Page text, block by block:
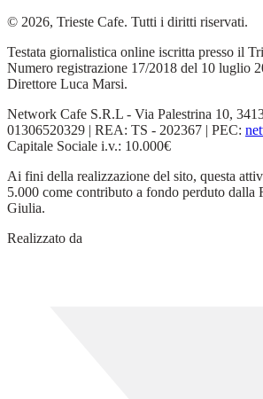
© 2026, Trieste Cafe. Tutti i diritti riservati.
Testata giornalistica online iscritta presso il
Numero registrazione 17/2018 del 10 luglio
Direttore Luca Marsi.
Network Cafe S.R.L - Via Palestrina 10,
01306520329 | REA: TS - 202367 | PEC:
Capitale Sociale i.v.: 10.000€
Ai fini della realizzazione del sito, questa
5.000 come contributo a fondo perduto dalla
Giulia.
Realizzato da